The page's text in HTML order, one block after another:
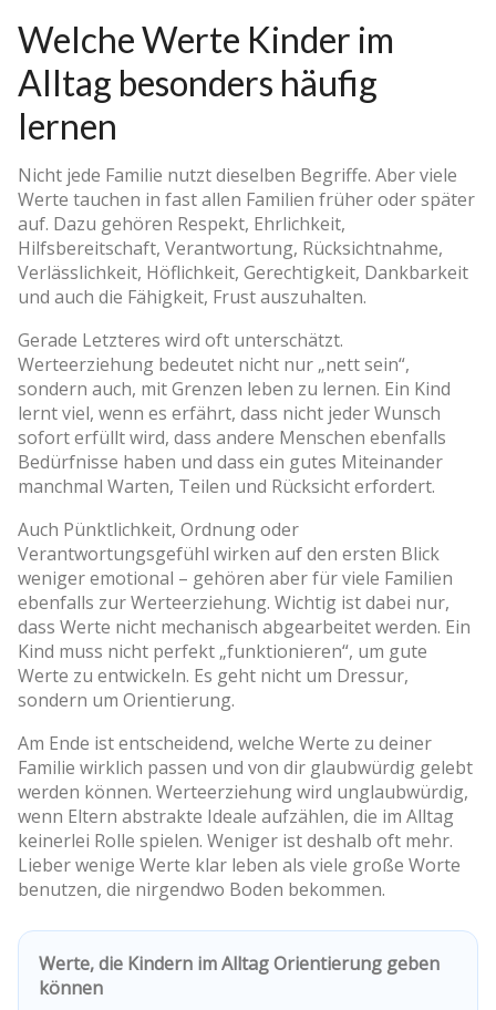
Welche Werte Kinder im
Alltag besonders häufig
lernen
Nicht jede Familie nutzt dieselben Begriffe. Aber viele
Werte tauchen in fast allen Familien früher oder später
auf. Dazu gehören Respekt, Ehrlichkeit,
Hilfsbereitschaft, Verantwortung, Rücksichtnahme,
Verlässlichkeit, Höflichkeit, Gerechtigkeit, Dankbarkeit
und auch die Fähigkeit, Frust auszuhalten.
Gerade Letzteres wird oft unterschätzt.
Werteerziehung bedeutet nicht nur „nett sein“,
sondern auch, mit Grenzen leben zu lernen. Ein Kind
lernt viel, wenn es erfährt, dass nicht jeder Wunsch
sofort erfüllt wird, dass andere Menschen ebenfalls
Bedürfnisse haben und dass ein gutes Miteinander
manchmal Warten, Teilen und Rücksicht erfordert.
Auch Pünktlichkeit, Ordnung oder
Verantwortungsgefühl wirken auf den ersten Blick
weniger emotional – gehören aber für viele Familien
ebenfalls zur Werteerziehung. Wichtig ist dabei nur,
dass Werte nicht mechanisch abgearbeitet werden. Ein
Kind muss nicht perfekt „funktionieren“, um gute
Werte zu entwickeln. Es geht nicht um Dressur,
sondern um Orientierung.
Am Ende ist entscheidend, welche Werte zu deiner
Familie wirklich passen und von dir glaubwürdig gelebt
werden können. Werteerziehung wird unglaubwürdig,
wenn Eltern abstrakte Ideale aufzählen, die im Alltag
keinerlei Rolle spielen. Weniger ist deshalb oft mehr.
Lieber wenige Werte klar leben als viele große Worte
benutzen, die nirgendwo Boden bekommen.
Werte, die Kindern im Alltag Orientierung geben
können